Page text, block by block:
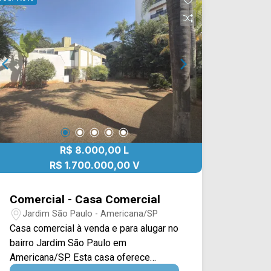
Bandeirantes e Av. Rafael Vitta, conta
com fácil acesso a Av. São Jerônimo.
Entre em contato com a equipe da Arbix
Imóveis e agende a sua visita!!
WhatsApp e Telefone: (19) 3475-4546
ARBIX IMÓVEIS - Presente em cada
mudança!
R$ 8.000,00 L
R$ 1.700.000,00 V
Comercial - Casa Comercial
Jardim São Paulo - Americana/SP
Casa comercial à venda e para alugar no
bairro Jardim São Paulo em
Americana/SP. Esta casa oferece